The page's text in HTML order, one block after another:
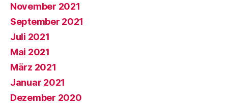
November 2021
September 2021
Juli 2021
Mai 2021
März 2021
Januar 2021
Dezember 2020